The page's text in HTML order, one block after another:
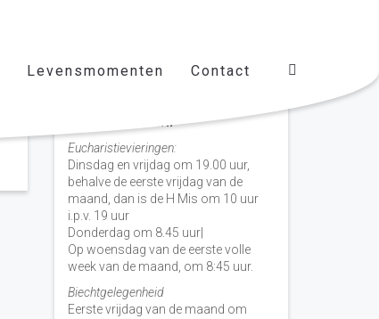
Levensmomenten Contact
Vieringen door de week
H. Nicolaas Baarn
Eucharistievieringen:
Dinsdag en vrijdag om 19.00 uur,
behalve de eerste vrijdag van de
maand, dan is de H Mis om 10 uur
i.p.v. 19 uur
Donderdag om 8.45 uur|
Op woensdag van de eerste volle
week van de maand, om 8:45 uur.
Biechtgelegenheid
Eerste vrijdag van de maand om